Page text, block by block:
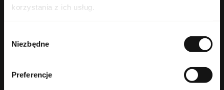
korzystania z ich usług.
zgody
Niezbędne
Preferencje
Informacje